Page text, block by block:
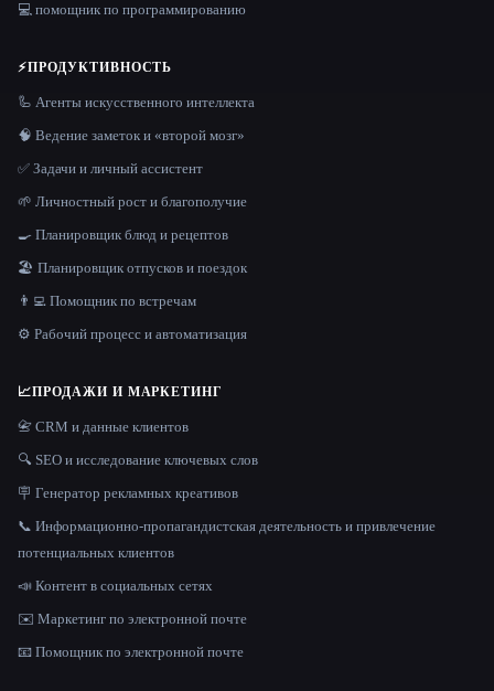
💻 помощник по программированию
⚡ПРОДУКТИВНОСТЬ
🦾 Агенты искусственного интеллекта
🧠 Ведение заметок и «второй мозг»
✅ Задачи и личный ассистент
🌱 Личностный рост и благополучие
🍳 Планировщик блюд и рецептов
🏖 Планировщик отпусков и поездок
👨‍💻 Помощник по встречам
⚙️ Рабочий процесс и автоматизация
📈ПРОДАЖИ И МАРКЕТИНГ
📇 CRM и данные клиентов
🔍 SEO и исследование ключевых слов
🪧 Генератор рекламных креативов
📞 Информационно-пропагандистская деятельность и привлечение
потенциальных клиентов
📣 Контент в социальных сетях
✉️ Маркетинг по электронной почте
📧 Помощник по электронной почте